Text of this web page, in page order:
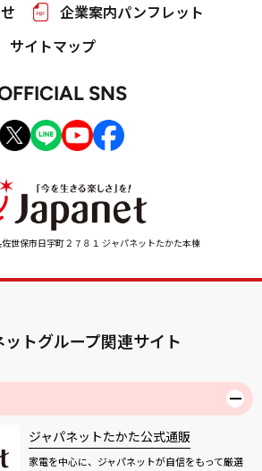
世保市日宇町２７８１ ジャパネットたかた本棟
企業案内パンフレット
サイトマップ
SNS
ットグループ関連サイト
ジャパネットたかた公式通販
家電を中心に、ジャパネットが自信をもって厳選